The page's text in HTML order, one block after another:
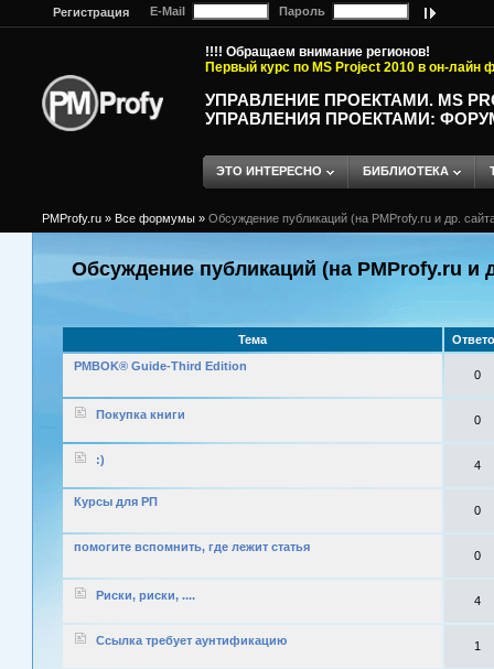
Регистрация E-Mail Пароль
!!!! Обращаем внимание регионов!
Первый курс по MS Project 2010 в он-лайн
УПРАВЛЕНИЕ ПРОЕКТАМИ. MS
УПРАВЛЕНИЯ ПРОЕКТАМИ:
ЭТО ИНТЕРЕСНО БИБЛИОТЕКА
PMProfy.ru » Все формумы » Обсуждение публикаций (на PMProfy.ru и др.
Обсуждение публикаций (на PMProfy.ru и
Тема
PMBOK® Guide-Third Edition
0
Покупка книги 0
:) 4
Курсы для РП
0
помогите вспомнить, где лежит статья
0
Риски, риски, .... 4
Ссылка требует аунтификацию 1